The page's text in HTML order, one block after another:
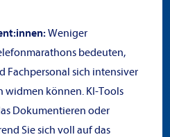
Weniger
bedeuten,
Fachpersonal sich intensiver
widmen können. KI-Tools
Dokumentieren oder
Sie sich voll auf das